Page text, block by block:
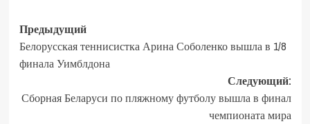
Предыдущий
Белорусская теннисистка Арина Соболенко вышла в 1/8
финала Уимблдона
Следующий:
Сборная Беларуси по пляжному футболу вышла в финал
чемпионата мира